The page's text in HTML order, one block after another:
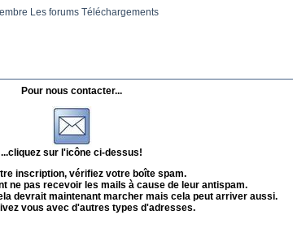
Les forums Téléchargements
Pour nous contacter...
...cliquez sur l'icône ci-dessus!
inscription, vérifiez votre boîte spam.
ne pas recevoir les mails à cause de leur antispam.
devrait maintenant marcher mais cela peut arriver aussi.
vous avec d'autres types d'adresses.